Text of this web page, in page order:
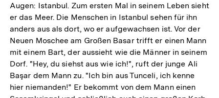
Augen: Istanbul. Zum ersten Mal in seinem Leben sieht
er das Meer. Die Menschen in Istanbul sehen für ihn
anders aus als dort, wo er aufgewachsen ist. Vor der
Neuen Moschee am Großen Basar trifft er einen Mann
mit einem Bart, der aussieht wie die Männer in seinem
Dorf. "Hey, du siehst aus wie ich!", ruft der junge Ali
Başar dem Mann zu. "Ich bin aus Tunceli, ich kenne
hier niemanden!" Er bekommt von dem Mann einen